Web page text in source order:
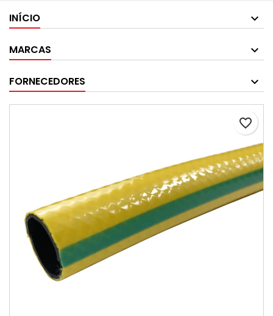
INÍCIO
MARCAS
FORNECEDORES
favorite_border